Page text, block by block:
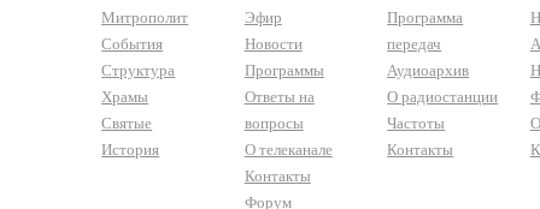
Митрополит
События
Структура
Храмы
Святые
История
Эфир
Новости
Программы
Ответы на
вопросы
О телеканале
Контакты
Форум
Программа
передач
Аудиоархив
О радиостанции
Частоты
Контакты